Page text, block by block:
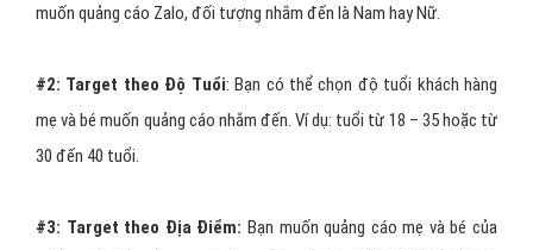
muốn quảng cáo Zalo, đối tượng nhắm đến là Nam hay Nữ.
#2: Target theo Độ Tuổi: Bạn có thể chọn độ tuổi khách hàng
mẹ và bé muốn quảng cáo nhắm đến. Ví dụ: tuổi từ 18 – 35 hoặc từ
30 đến 40 tuổi.
#3: Target theo Địa Điểm: Bạn muốn quảng cáo mẹ và bé của